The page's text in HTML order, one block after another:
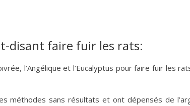
disant faire fuir les rats:
l’Angélique et l’Eucalyptus pour faire fuir les
méthodes sans résultats et ont dépensés de